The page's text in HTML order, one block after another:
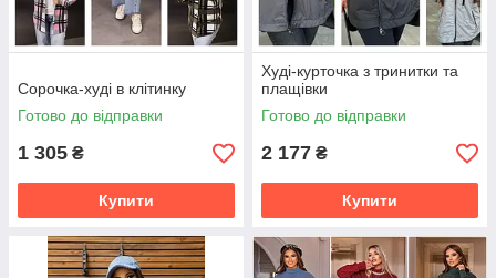
Сорочка-худі в клітинку
Готово до відправки
1 305 ₴
Купити
Худі-курточка з тринитки та
плащівки
Готово до відправки
2 177 ₴
Купити